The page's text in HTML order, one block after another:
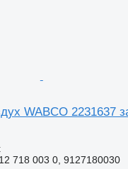
WABCO 2231637
718 003 0, 9127180030